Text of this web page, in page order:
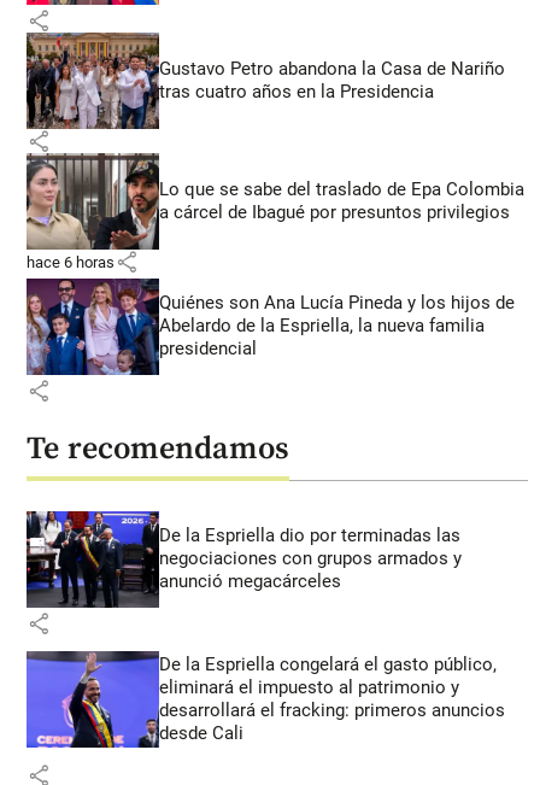
share
Gustavo Petro abandona la Casa de Nariño
tras cuatro años en la Presidencia
share
Lo que se sabe del traslado de Epa Colombia
a cárcel de Ibagué por presuntos privilegios
hace 6 horas share
Quiénes son Ana Lucía Pineda y los hijos de
Abelardo de la Espriella, la nueva familia
presidencial
share
Te recomendamos
De la Espriella dio por terminadas las
negociaciones con grupos armados y
anunció megacárceles
share
De la Espriella congelará el gasto público,
eliminará el impuesto al patrimonio y
desarrollará el fracking: primeros anuncios
desde Cali
share